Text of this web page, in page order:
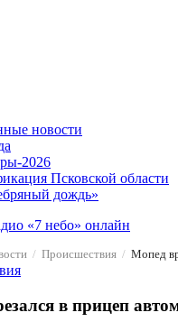
новости
2026
Псковской области
дождь»
«7 небо» онлайн
Происшествия Мопед
в прицеп